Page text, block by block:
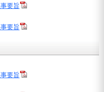
要旨
要旨
要旨